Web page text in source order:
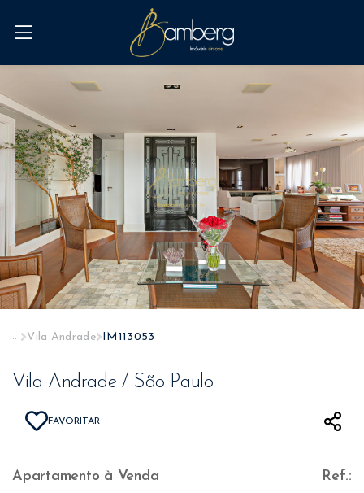
... Vila Andrade IM113053
Vila Andrade / São Paulo
FAVORITAR
Apartamento à Venda Ref.: